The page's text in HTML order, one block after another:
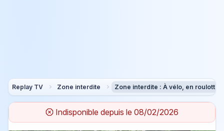
Replay TV Zone interdite Zone interdite : À vélo, en roulotte
Indisponible depuis le 08/02/2026